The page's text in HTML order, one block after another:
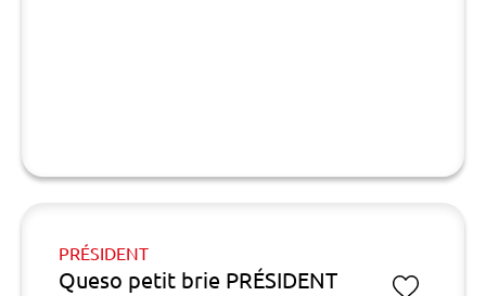
PRÉSIDENT
Queso petit brie PRÉSIDENT